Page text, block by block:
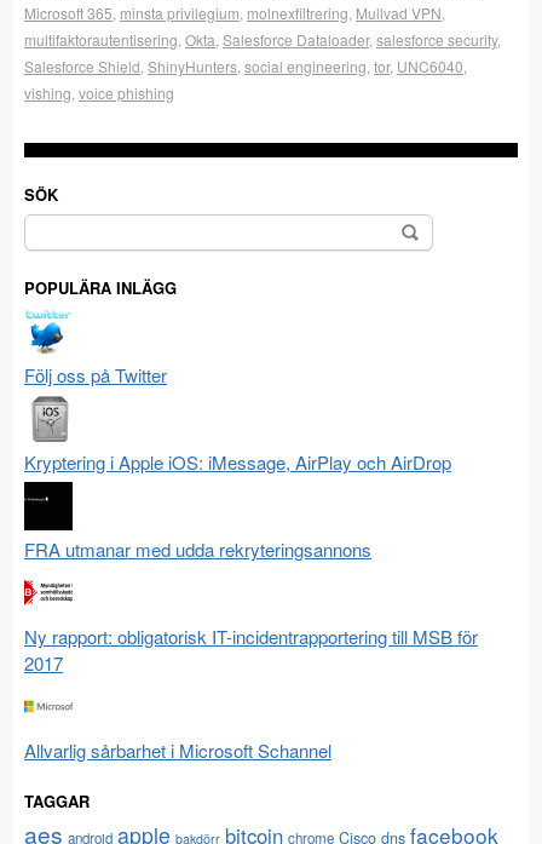
Microsoft 365 minsta privilegium molnexfiltrering Mullvad VPN
multifaktorautentisering Okta Salesforce Dataloader, salesforce security,
Salesforce Shield ShinyHunters social engineering tor, UNC6040
vishing voice phishing
SÖK
Sök
efter:
POPULÄRA INLÄGG
Följ oss på Twitter
Kryptering i Apple iOS: iMessage, AirPlay och AirDrop
FRA utmanar med udda rekryteringsannons
Ny rapport: obligatorisk IT-incidentrapportering till MSB för
2017
Allvarlig sårbarhet i Microsoft Schannel
TAGGAR
aes android apple bakdörr bitcoin chrome Cisco dns facebook